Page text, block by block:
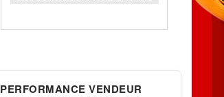
PERFORMANCE VENDEUR